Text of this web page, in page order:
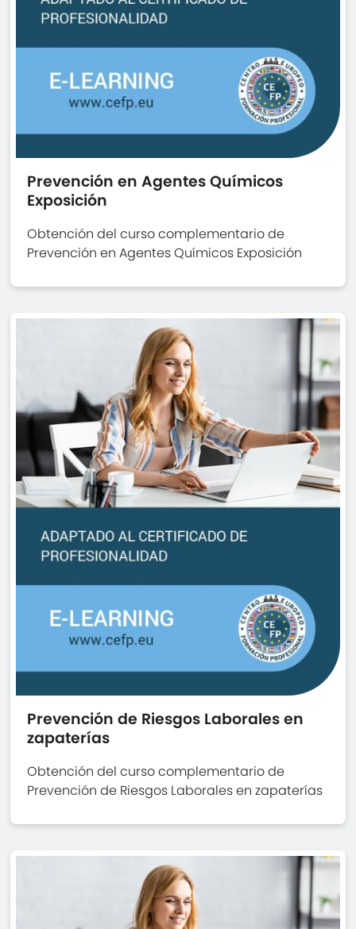
Prevención en Agentes Químicos
Exposición
Obtención del curso complementario de
Prevención en Agentes Químicos Exposición
Prevención de Riesgos Laborales en
zapaterías
Obtención del curso complementario de
Prevención de Riesgos Laborales en zapaterías